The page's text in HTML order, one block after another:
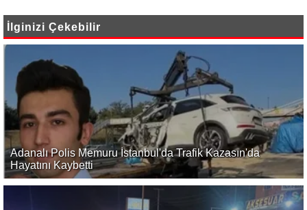
İlginizi Çekebilir
Adanalı Polis Memuru İstanbul'da Trafik Kazasın'da
Hayatını Kaybetti